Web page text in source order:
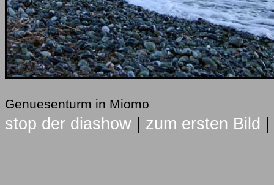
Genuesenturm in Miomo
stop der diashow zum ersten Bild